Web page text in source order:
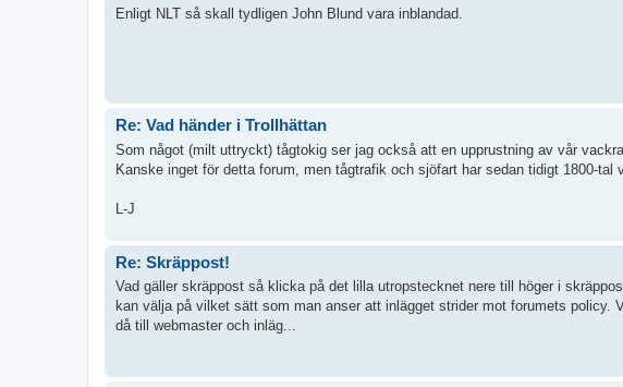
Enligt NLT så skall tydligen John Blund vara inblandad.
Re: Vad händer i Trollhättan
Som något (milt uttryckt) tågtokig ser jag också att en upprustning av vår
Kanske inget för detta forum, men tågtrafik och sjöfart har sedan tidigt 1800-tal
L-J
Re: Skräppost!
Vad gäller skräppost så klicka på det lilla utropstecknet nere till höger i
kan välja på vilket sätt som man anser att inlägget strider mot forumets policy.
då till webmaster och inläg...